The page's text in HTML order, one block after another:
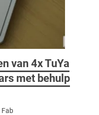
van 4x TuYa
met behulp
Fab